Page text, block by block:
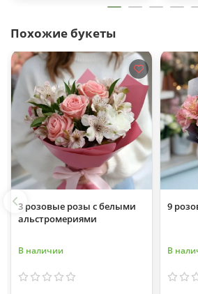
Похожие букеты
3 розовые розы с белыми
альстромериями
В наличии
9
В